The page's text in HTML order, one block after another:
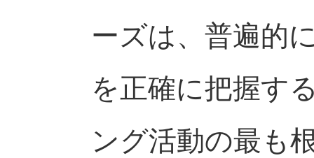
ーズは、普遍的
を正確に把握す
ング活動の最も